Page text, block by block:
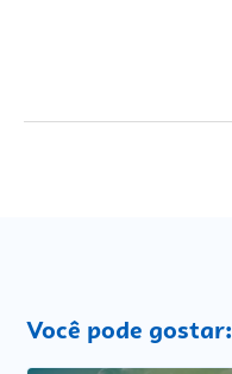
Você pode gostar: